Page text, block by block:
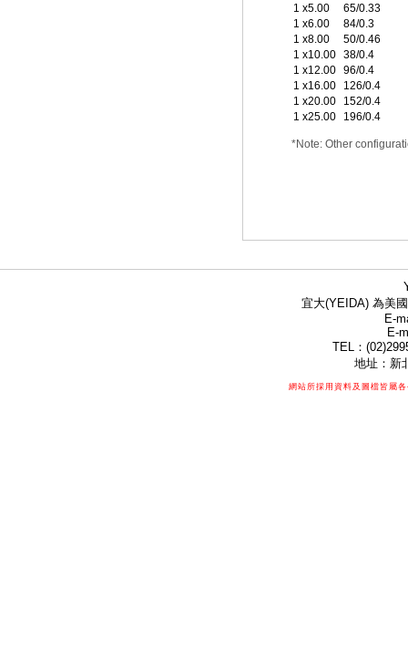
1 x5.00
65/0.33
1 x6.00
84/0.3
1 x8.00
50/0.46
1 x10.00 38/0.4
1 x12.00 96/0.4
1 x16.00
126/0.4
1 x20.00
152/0.4
1 x25.00
196/0.4
*Note: Other
宜大(YEIDA) 為美
E-
E-
TEL：
地址：新
網站所採用資料及圖檔皆屬